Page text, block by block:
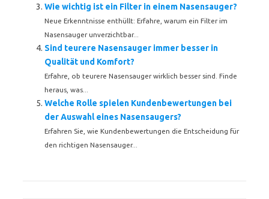
Wie wichtig ist ein Filter in einem Nasensauger?
Neue Erkenntnisse enthüllt: Erfahre, warum ein Filter im
Nasensauger unverzichtbar...
Sind teurere Nasensauger immer besser in
Qualität und Komfort?
Erfahre, ob teurere Nasensauger wirklich besser sind. Finde
heraus, was...
Welche Rolle spielen Kundenbewertungen bei
der Auswahl eines Nasensaugers?
Erfahren Sie, wie Kundenbewertungen die Entscheidung für
den richtigen Nasensauger...